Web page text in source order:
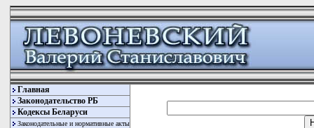
Главная
Законодательство РБ
Кодексы Беларуси
Законодательные и нормативные акты